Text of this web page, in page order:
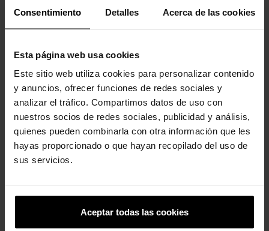
Consentimiento Detalles Acerca de las cookies
Esta página web usa cookies
Este sitio web utiliza cookies para personalizar contenido
y anuncios, ofrecer funciones de redes sociales y
analizar el tráfico. Compartimos datos de uso con
nuestros socios de redes sociales, publicidad y análisis,
quienes pueden combinarla con otra información que les
hayas proporcionado o que hayan recopilado del uso de
sus servicios.
Aceptar todas las cookies
NBA Chicago Bulls
Pequeño camión de
bomberos...
4,99 € 3,99 €